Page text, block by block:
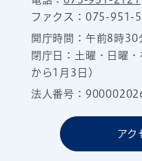
ファクス：075-951-
開庁時間：午前8時
閉庁日：土曜・日曜
から1月3日）
法人番号：
アク